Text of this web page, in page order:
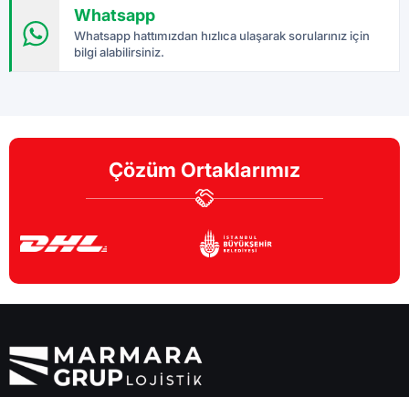
Whatsapp
Whatsapp hattımızdan hızlıca ulaşarak sorularınız için
bilgi alabilirsiniz.
Çözüm Ortaklarımız